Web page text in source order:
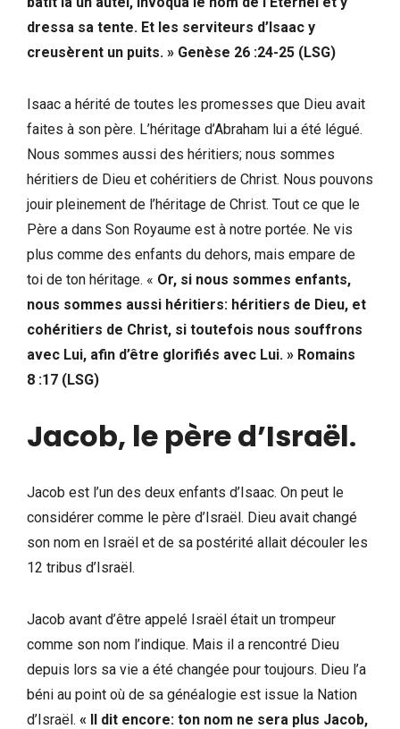
dressa sa tente. Et les serviteurs d’Isaac y
creusèrent un puits. » Genèse 26 :24-25 (LSG)
Isaac a hérité de toutes les promesses que Dieu avait
faites à son père. L’héritage d’Abraham lui a été légué.
Nous sommes aussi des héritiers; nous sommes
héritiers de Dieu et cohéritiers de Christ. Nous pouvons
jouir pleinement de l’héritage de Christ. Tout ce que le
Père a dans Son Royaume est à notre portée. Ne vis
plus comme des enfants du dehors, mais empare de
toi de ton héritage. « Or, si nous sommes enfants,
nous sommes aussi héritiers: héritiers de Dieu, et
cohéritiers de Christ, si toutefois nous souffrons
avec Lui, afin d’être glorifiés avec Lui. » Romains
8 :17 (LSG)
Jacob, le père d’Israël.
Jacob est l’un des deux enfants d’Isaac. On peut le
considérer comme le père d’Israël. Dieu avait changé
son nom en Israël et de sa postérité allait découler les
12 tribus d’Israël.
Jacob avant d’être appelé Israël était un trompeur
comme son nom l’indique. Mais il a rencontré Dieu
depuis lors sa vie a été changée pour toujours. Dieu l’a
béni au point où de sa généalogie est issue la Nation
d’Israël. « Il dit encore: ton nom ne sera plus Jacob,